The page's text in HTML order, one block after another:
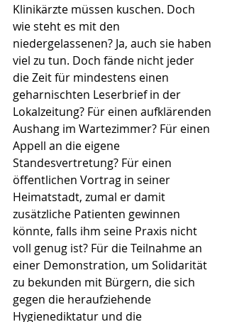
Klinikärzte müssen kuschen. Doch
wie steht es mit den
niedergelassenen? Ja, auch sie haben
viel zu tun. Doch fände nicht jeder
die Zeit für mindestens einen
geharnischten Leserbrief in der
Lokalzeitung? Für einen aufklärenden
Aushang im Wartezimmer? Für einen
Appell an die eigene
Standesvertretung? Für einen
öffentlichen Vortrag in seiner
Heimatstadt, zumal er damit
zusätzliche Patienten gewinnen
könnte, falls ihm seine Praxis nicht
voll genug ist? Für die Teilnahme an
einer Demonstration, um Solidarität
zu bekunden mit Bürgern, die sich
gegen die heraufziehende
Hygienediktatur und die